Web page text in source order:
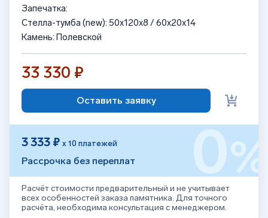
Запечатка:
Стелла-тумба (new): 50x120x8 / 60x20x14
Камень: Полевской
33 330 ₽
Оставить заявку
3 333 ₽ х 10 платежей
Рассрочка без переплат 0%
Расчёт стоимости предварительный и не учитывает
всех особенностей заказа памятника. Для точного
расчёта, необходима консультация с менеджером.